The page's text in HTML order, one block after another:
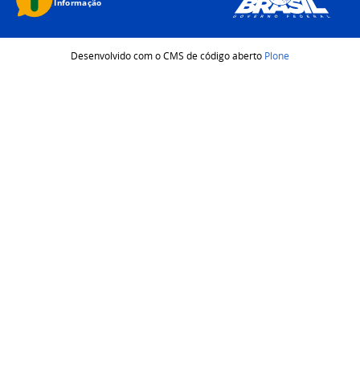
Desenvolvido com o CMS de código aberto Plone